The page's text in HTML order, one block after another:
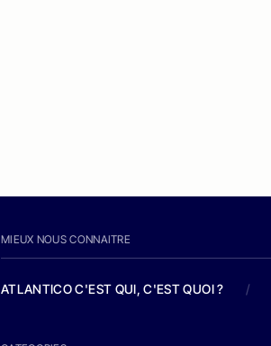
MIEUX NOUS CONNAITRE
ATLANTICO C'EST QUI, C'EST QUOI ? /